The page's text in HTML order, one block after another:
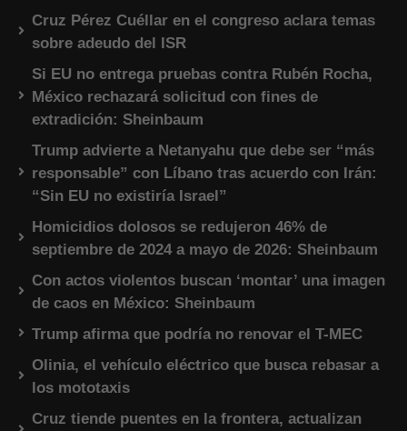
Cruz Pérez Cuéllar en el congreso aclara temas
sobre adeudo del ISR
Si EU no entrega pruebas contra Rubén Rocha,
México rechazará solicitud con fines de
extradición: Sheinbaum
Trump advierte a Netanyahu que debe ser “más
responsable” con Líbano tras acuerdo con Irán:
“Sin EU no existiría Israel”
Homicidios dolosos se redujeron 46% de
septiembre de 2024 a mayo de 2026: Sheinbaum
Con actos violentos buscan ‘montar’ una imagen
de caos en México: Sheinbaum
Trump afirma que podría no renovar el T-MEC
Olinia, el vehículo eléctrico que busca rebasar a
los mototaxis
Cruz tiende puentes en la frontera, actualizan